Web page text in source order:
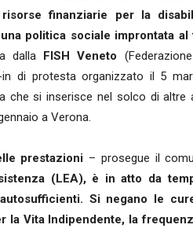
finanziarie per la
politica sociale improntata
dalla
FISH Veneto
di protesta organizzato il 5
che si inserisce nel solco di
a Verona.
prestazioni – prosegue il
(LEA), è in atto da
Si negano le
la Vita Indipendente, la